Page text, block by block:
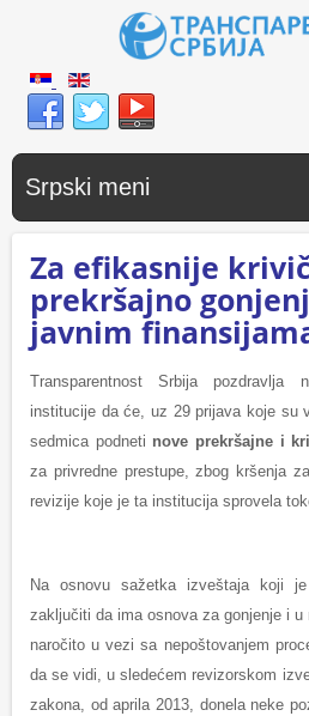
Srpski meni
Za efikasnije
prekršajno
javnim
Transparentnost Srbija pozdravlja
institucije da će, uz 29 prijava koje su
sedmica podneti nove prekršajne i
za privredne prestupe, zbog kršenja
revizije koje je ta institucija sprovela
Na osnovu sažetka izveštaja koji
zaključiti da ima osnova za gonjenje i
naročito u vezi sa nepoštovanjem
da se vidi, u sledećem revizorskom
zakona, od aprila 2013, donela neke